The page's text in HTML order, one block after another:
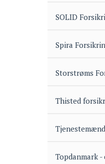
SOLID
Spira
Storstrøms
Thisted
Topdanmark